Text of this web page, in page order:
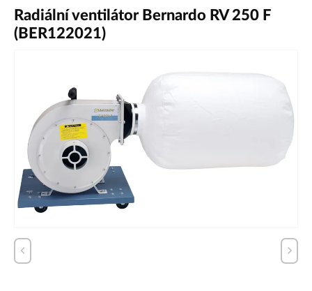
Radiální ventilátor Bernardo RV 250 F
(BER122021)